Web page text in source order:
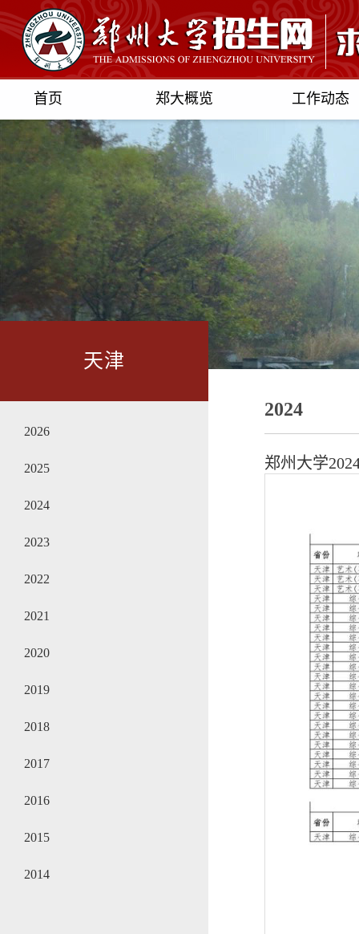
首页 郑大概览 工作动态
天津
2026
2025
2024
2023
2022
2021
2020
2019
2018
2017
2016
2015
2014
2024
郑州大学